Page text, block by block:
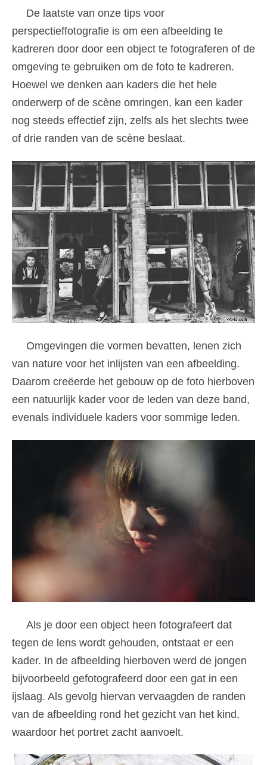
De laatste van onze tips voor
perspectieffotografie is om een ​​afbeelding te
kadreren door door een object te fotograferen of de
omgeving te gebruiken om de foto te kadreren.
Hoewel we denken aan kaders die het hele
onderwerp of de scène omringen, kan een kader
nog steeds effectief zijn, zelfs als het slechts twee
of drie randen van de scène beslaat.
Omgevingen die vormen bevatten, lenen zich
van nature voor het inlijsten van een afbeelding.
Daarom creëerde het gebouw op de foto hierboven
een natuurlijk kader voor de leden van deze band,
evenals individuele kaders voor sommige leden.
Als je door een object heen fotografeert dat
tegen de lens wordt gehouden, ontstaat er een
kader. In de afbeelding hierboven werd de jongen
bijvoorbeeld gefotografeerd door een gat in een
ijslaag. Als gevolg hiervan vervaagden de randen
van de afbeelding rond het gezicht van het kind,
waardoor het portret zacht aanvoelt.